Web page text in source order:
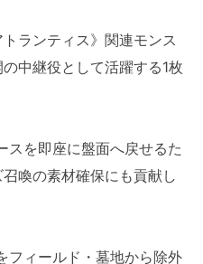
ランティス》関連モンス
中継役として活躍する1枚
を即座に盤面へ戻せるた
喚の素材確保にも貢献し
ィールド・墓地から除外